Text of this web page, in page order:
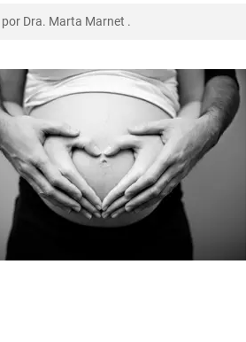
por Dra. Marta Marnet .